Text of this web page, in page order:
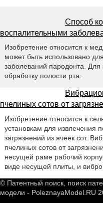
Способ
воспалительными
Изобретение относится к
может быть использовано
заболеваний пародонта. Для
обработку полости рта.
пчелиных сотов от
Изобретение относится к
установкам для извлечения
загрязнений из ячеек сот.
пчелиных сотов от
несущей раме рабочий
виде несущей плиты, и
© Патентный поиск, поиск
модели - PoleznayaModel.RU